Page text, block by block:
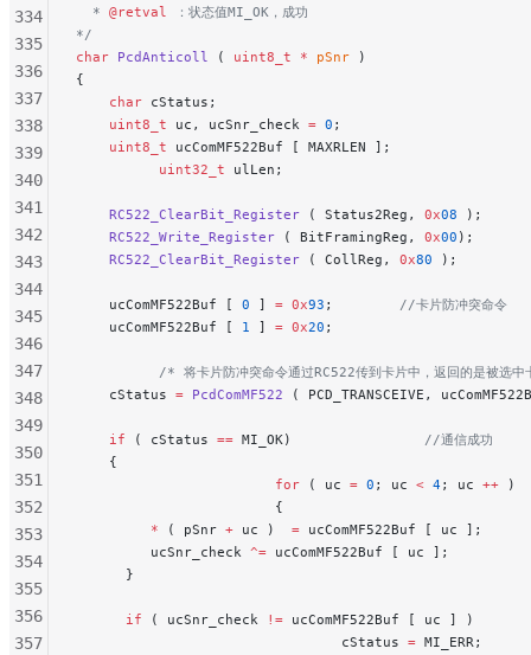
  *
@retval ：状态值MI_OK，成功
*/
char PcdAnticoll ( uint8_t * pSnr )
{
    char
cStatus;
    uint8_t
uc, ucSnr_check = 0 ;
    uint8_t
ucComMF522Buf [ MAXRLEN ];
          uint32_t
ulLen;
    RC522_ClearBit_Register
( Status2Reg, 0x08 );
    RC522_Write_Register
( BitFramingReg, 0x00 );
    RC522_ClearBit_Register
( CollReg, 0x80 );
    ucComMF522Buf [
0 ] = 0x93 ;
        //卡片防冲突命令
    ucComMF522Buf [
1 ] = 0x20 ;
/* 将卡片防冲突命令通过RC522传到卡片中，返回的是被选中
    cStatus
= PcdComMF522 ( PCD_TRANSCEIVE,
    if
( cStatus == MI_OK)
                //通信成功
    {
                        for
( uc = 0 ; uc < 4; uc ++ )
                        {
         *
( pSnr + uc ) = ucComMF522Buf [ uc ];
         ucSnr_check
^= ucComMF522Buf [ uc ];
      }
      if
( ucSnr_check != ucComMF522Buf [ uc ] )
                                cStatus
= MI_ERR;
334
335
336
337
338
339
340
341
342
343
344
345
346
347
348
349
350
351
352
353
354
355
356
357